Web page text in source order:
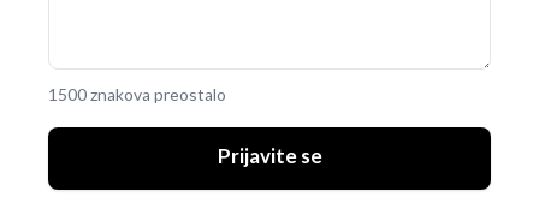
1500 znakova preostalo
Prijavite se